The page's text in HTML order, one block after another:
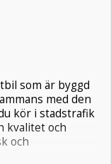
som är byggd
med den
kör i stadstrafik
kvalitet och
och